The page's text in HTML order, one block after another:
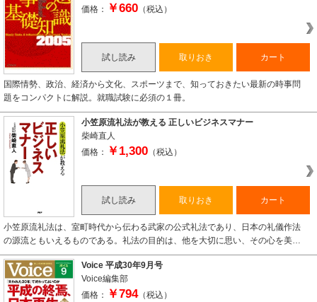
価格：
￥660 （税込）
試し読み 取りおき カート
国際情勢、政治、経済から文化、スポーツまで、知っておきたい最新の時事問
題をコンパクトに解説。就職試験に必須の１冊。
小笠原流礼法が教える 正しいビジネスマナー
柴崎直人
価格：
￥1,300 （税込）
試し読み 取りおき カート
小笠原流礼法は、室町時代から伝わる武家の公式礼法であり、日本の礼儀作法
の源流ともいえるものである。礼法の目的は、他を大切に思い、その心を美…
Voice 平成30年9月号
Voice編集部
価格：
￥794（税込）